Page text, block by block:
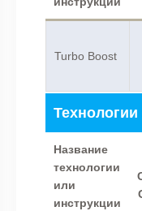
Turbo Boost
Название
технологии
или
инструкции